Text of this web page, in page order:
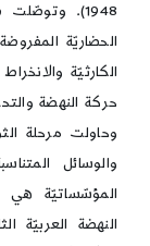
1948).
الحضاريّة
الكارثيّة
حركة النهضة
وحاولت مرحلة
والوسائل
المؤسّساتيّة هي
النهضة العربيّة